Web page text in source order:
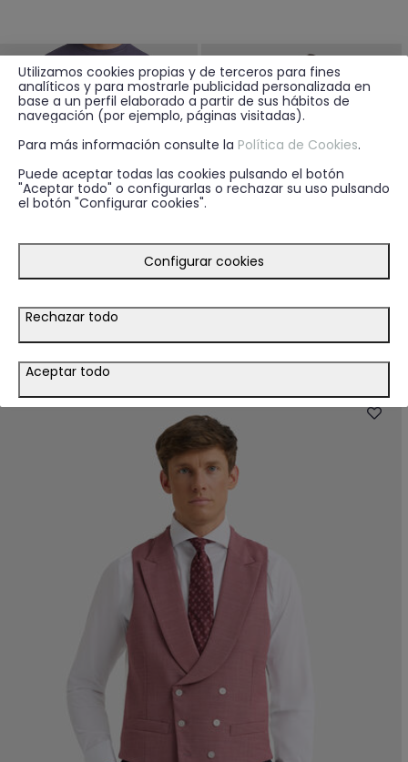
19.95€
BERMUDA MIKE CAMEL
CAMISETA COCONUT AMARILLO
Utilizamos cookies propias y de terceros para fines
analíticos y para mostrarle publicidad personalizada en
base a un perfil elaborado a partir de sus hábitos de
navegación (por ejemplo, páginas visitadas).
Para más información consulte la Política de Cookies.
Puede aceptar todas las cookies pulsando el botón
"Aceptar todo" o configurarlas o rechazar su uso pulsando
el botón "Configurar cookies".
Configurar cookies
Rechazar todo
Aceptar todo